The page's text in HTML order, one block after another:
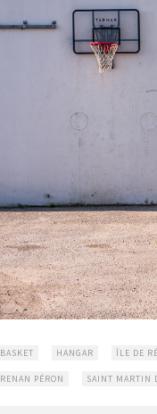
BASKET HANGAR ÎLE DE RÉ
RENAN PÉRON SAINT MARTIN